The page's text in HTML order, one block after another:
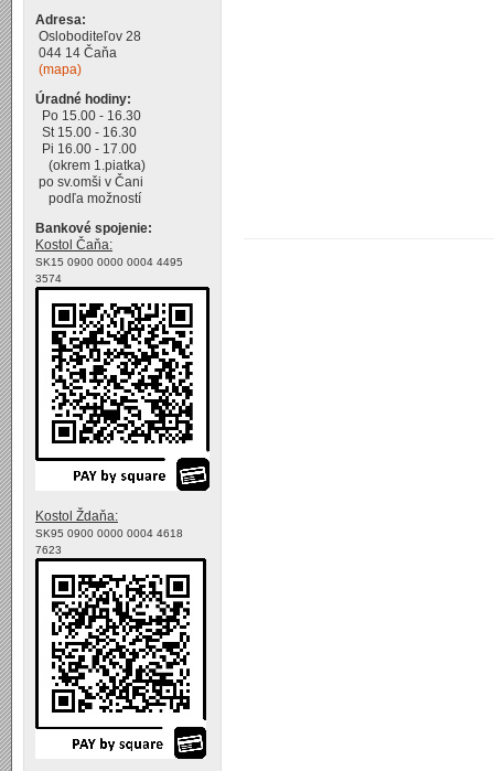
Adresa:
Osloboditeľov 28
044 14 Čaňa
(mapa)
Úradné hodiny:
Po 15.00 - 16.30
St 15.00 - 16.30
Pi 16.00 - 17.00
(okrem 1.piatka)
po sv.omši v Čani
podľa možností
Bankové spojenie:
Kostol Čaňa:
SK15 0900 0000 0004 4495
3574
Kostol Ždaňa:
SK95 0900 0000 0004 4618
7623